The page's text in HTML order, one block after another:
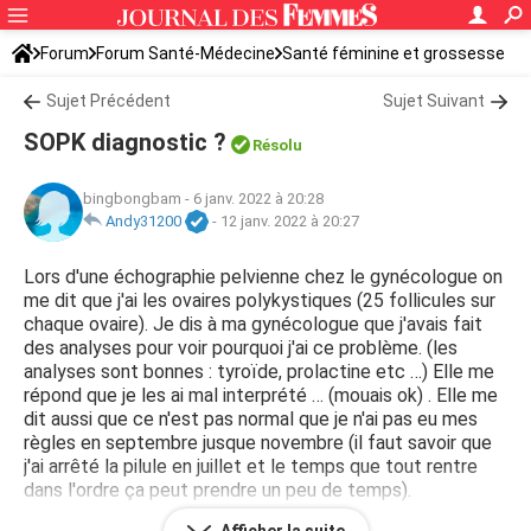
Forum Forum Santé-Médecine Santé féminine et grossesse
Tomber enceinte
Sujet Précédent Sujet Suivant
SOPK diagnostic ? Résolu
bingbongbam - 6 janv. 2022 à 20:28
Andy31200
- 12 janv. 2022 à 20:27
Lors d'une échographie pelvienne chez le gynécologue on
me dit que j'ai les ovaires polykystiques (25 follicules sur
chaque ovaire). Je dis à ma gynécologue que j'avais fait
des analyses pour voir pourquoi j'ai ce problème. (les
analyses sont bonnes : tyroïde, prolactine etc …) Elle me
répond que je les ai mal interprété … (mouais ok) . Elle me
dit aussi que ce n'est pas normal que je n'ai pas eu mes
règles en septembre jusque novembre (il faut savoir que
j'ai arrêté la pilule en juillet et le temps que tout rentre
dans l'ordre ça peut prendre un peu de temps).